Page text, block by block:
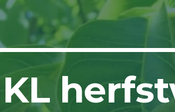
Skip to main content
KL